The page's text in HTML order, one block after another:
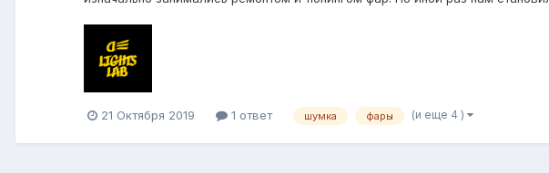
21 Октября 2019 1 ответ шумка фары (и еще 4 )